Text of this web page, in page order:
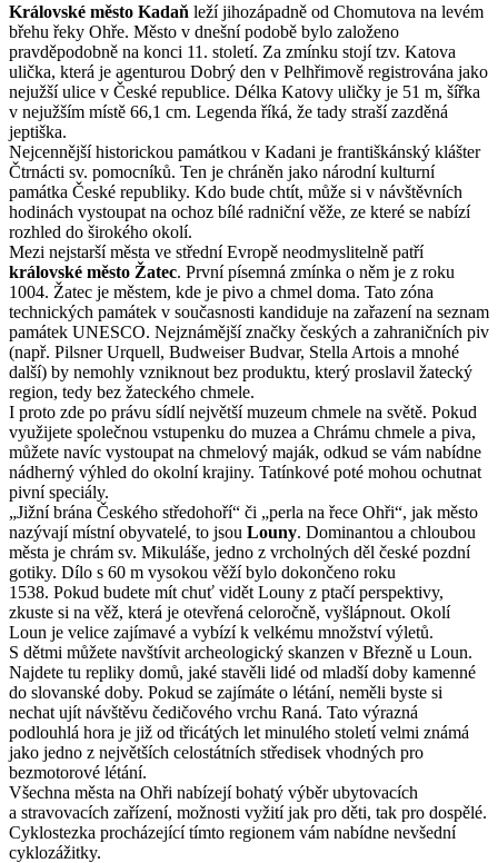
Královské město Kadaň leží jihozápadně od Chomutova na levém
břehu řeky Ohře. Město v dnešní podobě bylo založeno
pravděpodobně na konci 11. století. Za zmínku stojí tzv. Katova
ulička, která je agenturou Dobrý den v Pelhřimově registrována jako
nejužší ulice v České republice. Délka Katovy uličky je 51 m, šířka
v nejužším místě 66,1 cm. Legenda říká, že tady straší zazděná
jeptiška.
Nejcennější historickou památkou v Kadani je františkánský klášter
Čtrnácti sv. pomocníků. Ten je chráněn jako národní kulturní
památka České republiky. Kdo bude chtít, může si v návštěvních
hodinách vystoupat na ochoz bílé radniční věže, ze které se nabízí
rozhled do širokého okolí.
Mezi nejstarší města ve střední Evropě neodmyslitelně patří
královské město Žatec. První písemná zmínka o něm je z roku
1004. Žatec je městem, kde je pivo a chmel doma. Tato zóna
technických památek v současnosti kandiduje na zařazení na seznam
památek UNESCO. Nejznámější značky českých a zahraničních piv
(např. Pilsner Urquell, Budweiser Budvar, Stella Artois a mnohé
další) by nemohly vzniknout bez produktu, který proslavil žatecký
region, tedy bez žateckého chmele.
I proto zde po právu sídlí největší muzeum chmele na světě. Pokud
využijete společnou vstupenku do muzea a Chrámu chmele a piva,
můžete navíc vystoupat na chmelový maják, odkud se vám nabídne
nádherný výhled do okolní krajiny. Tatínkové poté mohou ochutnat
pivní speciály.
„Jižní brána Českého středohoří“ či „perla na řece Ohři“, jak město
nazývají místní obyvatelé, to jsou Louny. Dominantou a chloubou
města je chrám sv. Mikuláše, jedno z vrcholných děl české pozdní
gotiky. Dílo s 60 m vysokou věží bylo dokončeno roku
1538. Pokud budete mít chuť vidět Louny z ptačí perspektivy,
zkuste si na věž, která je otevřená celoročně, vyšlápnout. Okolí
Loun je velice zajímavé a vybízí k velkému množství výletů.
S dětmi můžete navštívit archeologický skanzen v Březně u Loun.
Najdete tu repliky domů, jaké stavěli lidé od mladší doby kamenné
do slovanské doby. Pokud se zajímáte o létání, neměli byste si
nechat ujít návštěvu čedičového vrchu Raná. Tato výrazná
podlouhlá hora je již od třicátých let minulého století velmi známá
jako jedno z největších celostátních středisek vhodných pro
bezmotorové létání.
Všechna města na Ohři nabízejí bohatý výběr ubytovacích
a stravovacích zařízení, možnosti vyžití jak pro děti, tak pro dospělé.
Cyklostezka procházející tímto regionem vám nabídne nevšední
cyklozážitky.